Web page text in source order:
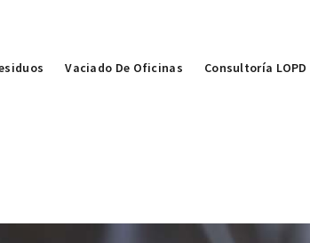
Vaciado De Oficinas Consultoría LOPD